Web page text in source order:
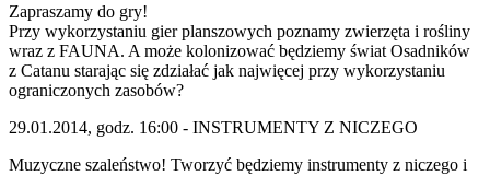
Zapraszamy do gry!
Przy wykorzystaniu gier planszowych poznamy zwierzęta i rośliny
wraz z FAUNA. A może kolonizować będziemy świat Osadników
z Catanu starając się zdziałać jak najwięcej przy wykorzystaniu
ograniczonych zasobów?
29.01.2014, godz. 16:00 - INSTRUMENTY Z NICZEGO
Muzyczne szaleństwo! Tworzyć będziemy instrumenty z niczego i